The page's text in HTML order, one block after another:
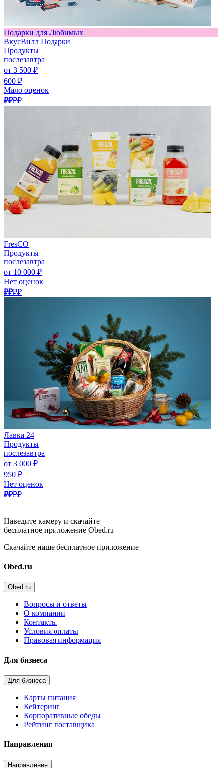
Подарки для Любимых
ВкусВилл Подарки
Продукты
послезавтра
от 3 500 ₽
600 ₽
Мало оценок
₽₽₽₽
FresCO
Продукты
послезавтра
от 10 000 ₽
Нет оценок
₽₽₽₽
Лавка 24
Продукты
послезавтра
от 3 000 ₽
950 ₽
Нет оценок
₽₽₽₽
Наведите камеру и скачайте
бесплатное приложение Obed.ru
Скачайте наше бесплатное приложение
Obed.ru
Obed.ru
Вопросы и ответы
О компании
Контакты
Условия оплаты
Правовая информация
Для бизнеса
Для бизнеса
Карты питания
Кейтеринг
Корпоративные обеды
Рейтинг поставщика
Направления
Направления